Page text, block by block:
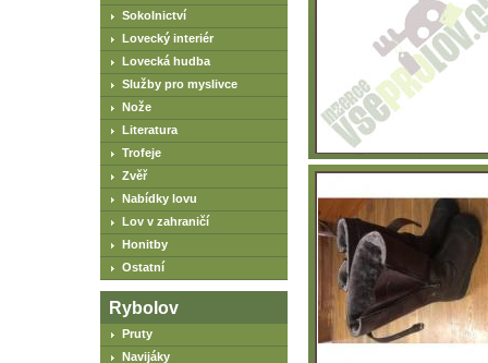
Sokolnictví
Lovecký interiér
Lovecká hudba
Služby pro myslivce
Nože
Literatura
Trofeje
Zvěř
Nabídky lovu
Lov v zahraničí
Honitby
Ostatní
Rybolov
Pruty
Navijáky